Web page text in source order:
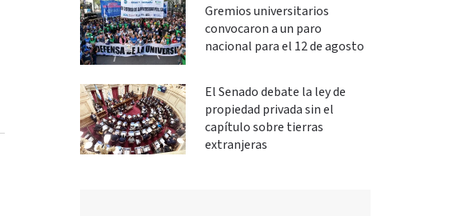
Gremios universitarios
convocaron a un paro
nacional para el 12 de agosto
El Senado debate la ley de
propiedad privada sin el
capítulo sobre tierras
extranjeras